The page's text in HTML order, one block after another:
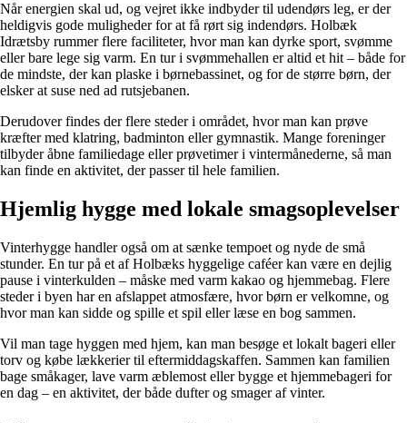
Når energien skal ud, og vejret ikke indbyder til udendørs leg, er der
heldigvis gode muligheder for at få rørt sig indendørs. Holbæk
Idrætsby rummer flere faciliteter, hvor man kan dyrke sport, svømme
eller bare lege sig varm. En tur i svømmehallen er altid et hit – både for
de mindste, der kan plaske i børnebassinet, og for de større børn, der
elsker at suse ned ad rutsjebanen.
Derudover findes der flere steder i området, hvor man kan prøve
kræfter med klatring, badminton eller gymnastik. Mange foreninger
tilbyder åbne familiedage eller prøvetimer i vintermånederne, så man
kan finde en aktivitet, der passer til hele familien.
Hjemlig hygge med lokale smagsoplevelser
Vinterhygge handler også om at sænke tempoet og nyde de små
stunder. En tur på et af Holbæks hyggelige caféer kan være en dejlig
pause i vinterkulden – måske med varm kakao og hjemmebag. Flere
steder i byen har en afslappet atmosfære, hvor børn er velkomne, og
hvor man kan sidde og spille et spil eller læse en bog sammen.
Vil man tage hyggen med hjem, kan man besøge et lokalt bageri eller
torv og købe lækkerier til eftermiddagskaffen. Sammen kan familien
bage småkager, lave varm æblemost eller bygge et hjemmebageri for
en dag – en aktivitet, der både dufter og smager af vinter.